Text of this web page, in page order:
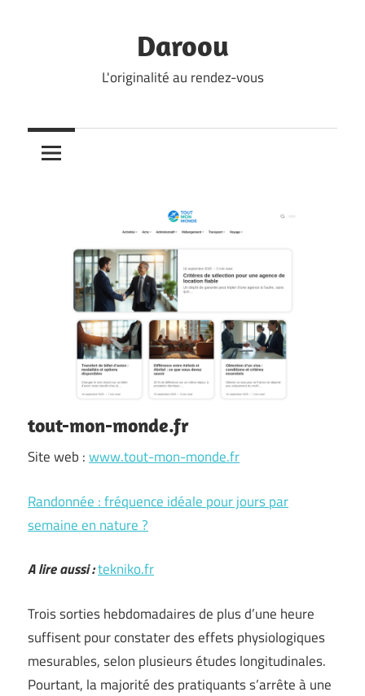
Daroou
L'originalité au rendez-vous
tout-mon-monde.fr
Site web :www.tout-mon-monde.fr
Randonnée : fréquence idéale pour jours par
semaine en nature ?
A lire aussi :tekniko.fr
Trois sorties hebdomadaires de plus d’une heure
suffisent pour constater des effets physiologiques
mesurables, selon plusieurs études longitudinales.
Pourtant, la majorité des pratiquants s’arrête à une